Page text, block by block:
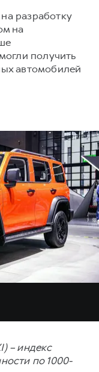
разработку
на
получить
автомобилей
– индекс
по 1000-